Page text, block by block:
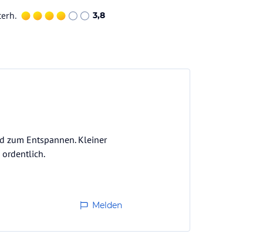
3,8
zum Entspannen. Kleiner
ordentlich.
Melden